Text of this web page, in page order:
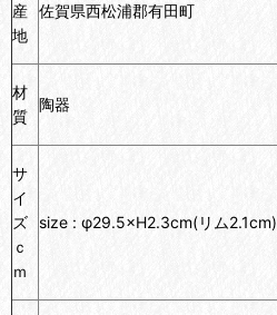
産
地
佐賀県西松浦郡有田町
材
質
陶器
サ
イ
ズ
ｃ
ｍ
size : φ29.5×H2.3cm(リム2.1cm)